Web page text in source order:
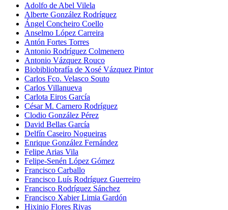
Adolfo de Abel Vilela
Alberte González Rodríguez
Ángel Concheiro Coello
Anselmo López Carreira
Antón Fortes Torres
Antonio Rodríguez Colmenero
Antonio Vázquez Rouco
Biobibliobrafía de Xosé Vázquez Pintor
Carlos Fco. Velasco Souto
Carlos Villanueva
Carlota Eiros García
César M. Carnero Rodríguez
Clodio González Pérez
David Bellas García
Delfín Caseiro Nogueiras
Enrique González Fernández
Felipe Arias Vila
Felipe-Senén López Gómez
Francisco Carballo
Francisco Luís Rodríguez Guerreiro
Francisco Rodríguez Sánchez
Francisco Xabier Limia Gardón
Hixinio Flores Rivas